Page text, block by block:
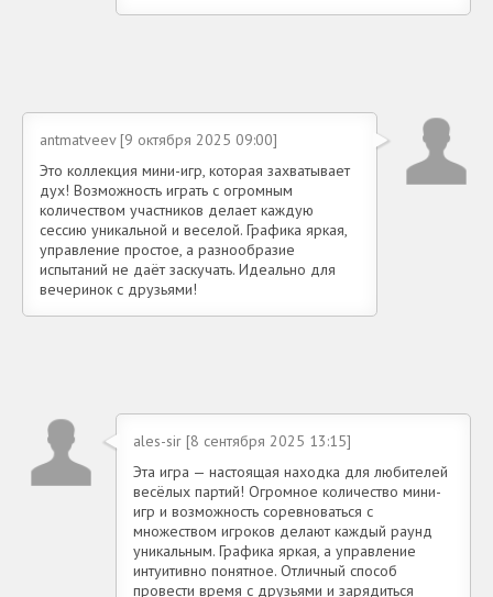
antmatveev [9 октября 2025 09:00]
Это коллекция мини-игр, которая захватывает
дух! Возможность играть с огромным
количеством участников делает каждую
сессию уникальной и веселой. Графика яркая,
управление простое, а разнообразие
испытаний не даёт заскучать. Идеально для
вечеринок с друзьями!
ales-sir [8 сентября 2025 13:15]
Эта игра — настоящая находка для любителей
весёлых партий! Огромное количество мини-
игр и возможность соревноваться с
множеством игроков делают каждый раунд
уникальным. Графика яркая, а управление
интуитивно понятное. Отличный способ
провести время с друзьями и зарядиться